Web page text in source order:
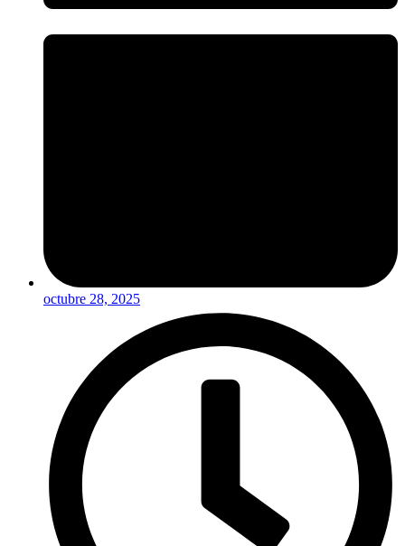
octubre 28, 2025